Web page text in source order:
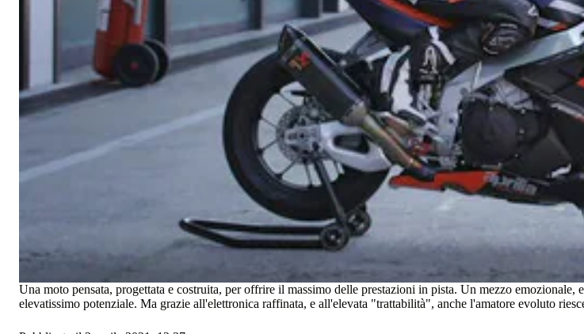
Una moto pensata, progettata e costruita, per offrire il massimo delle prestazioni in pista. Un mezzo
elevatissimo potenziale. Ma grazie all'elettronica raffinata, e all'elevata "trattabilità", anche l'amatore evoluto